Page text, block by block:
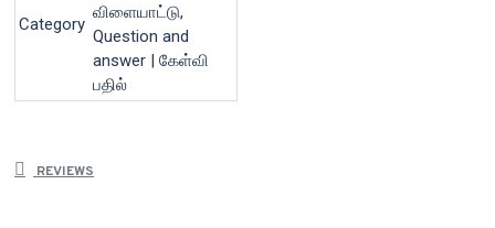
Category
விளையாட்டு,
Question and
answer | கேள்வி
பதில்
REVIEWS